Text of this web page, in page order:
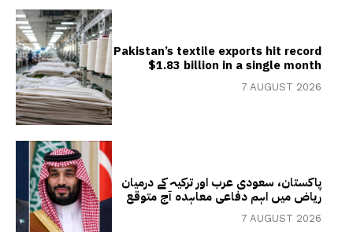
Pakistan’s textile exports hit record
$1.83 billion in a single month
7 AUGUST 2026
پاکستان، سعودی عرب اور ترکیہ کے درمیان
ریاض میں اہم دفاعی معاہدہ آج متوقع
7 AUGUST 2026